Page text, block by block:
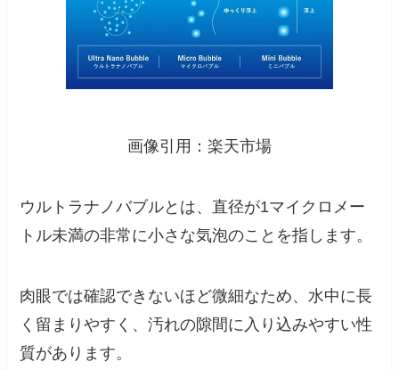
画像引用：楽天市場
ウルトラナノバブルとは、直径が1マイクロメー
トル未満の非常に小さな気泡のことを指します。
肉眼では確認できないほど微細なため、水中に長
く留まりやすく、汚れの隙間に入り込みやすい性
質があります。